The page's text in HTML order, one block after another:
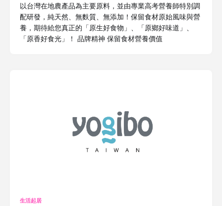
以台灣在地農產品為主要原料，並由專業高考營養師特別調
配研發，純天然、無麩質、無添加！保留食材原始風味與營
養，期待給您真正的「原生好食物」、「原鄉好味道」、
「原香好食光」！ 品牌精神 保留食材營養價值
生活起居